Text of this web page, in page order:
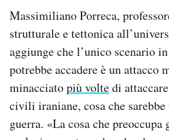
Massimiliano Porreca,
strutturale e tettonica
aggiunge che l’unico scenario
potrebbe accadere è un attacco
minacciatopiù voltedi
civili iraniane, cosa che
guerra. «La cosa che